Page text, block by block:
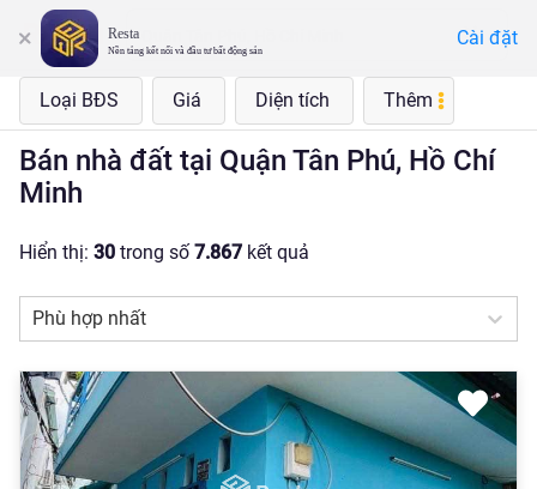
Resta
Nền tảng kết nối và đầu tư bất động sản
Cài đặt
Loại BĐS Giá Diện tích Thêm
Bán nhà đất tại Quận Tân Phú, Hồ Chí
Minh
Hiển thị: 30 trong số7.867 kết quả
Phù hợp nhất